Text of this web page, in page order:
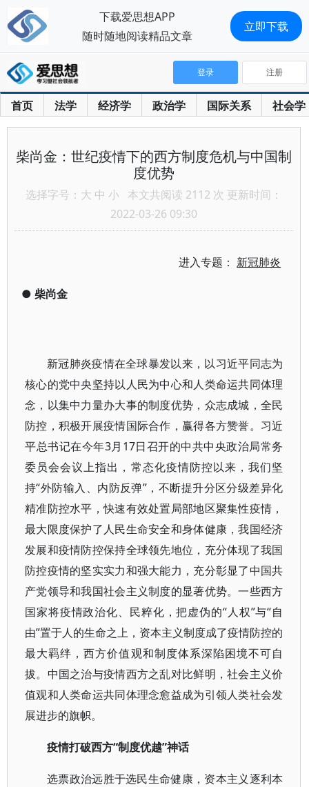
首页 法学 经济学 政治学 国际关系 社会学
登录 注册
柴尚金：世纪疫情下的西方制度危机与中国制
度优势
选择字号： 大 中 小 本文共阅读 2112 次 更新时间：
2022-03-26 09:30
进入专题： 新冠肺炎
● 柴尚金
新冠肺炎疫情在全球暴发以来，以习近平同志为
核心的党中央坚持以人民为中心和人类命运共同体理
念，以集中力量办大事的制度优势，众志成城，全民
防控，积极开展疫情国际合作，赢得各方赞誉。习近
平总书记在今年3月17日召开的中共中央政治局常务
委员会会议上指出，常态化疫情防控以来，我们坚
持“外防输入、内防反弹”，不断提升分区分级差异化
精准防控水平，快速有效处置局部地区聚集性疫情，
最大限度保护了人民生命安全和身体健康，我国经济
发展和疫情防控保持全球领先地位，充分体现了我国
防控疫情的坚实实力和强大能力，充分彰显了中国共
产党领导和我国社会主义制度的显著优势。一些西方
国家将疫情政治化、民粹化，把虚伪的“人权”与“自
由”置于人的生命之上，资本主义制度成了疫情防控的
最大羁绊，西方价值观和制度体系深陷困境不可自
拔。中国之治与疫情西方之乱对比鲜明，社会主义价
值观和人类命运共同体理念愈益成为引领人类社会发
展进步的旗帜。
疫情打破西方“制度优越”神话
选票政治远胜于选民生命健康，资本主义逐利本
下载爱思想APP
随时随地阅读精品文章
立即下载